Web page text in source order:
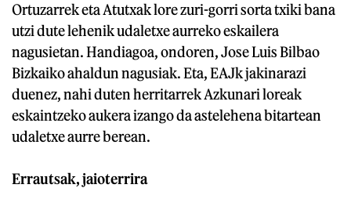
Ortuzarrek eta Atutxak lore zuri-gorri sorta txiki bana
utzi dute lehenik udaletxe aurreko eskailera
nagusietan. Handiagoa, ondoren, Jose Luis Bilbao
Bizkaiko ahaldun nagusiak. Eta, EAJk jakinarazi
duenez, nahi duten herritarrek Azkunari loreak
eskaintzeko aukera izango da astelehena bitartean
udaletxe aurre berean.
Errautsak, jaioterrira